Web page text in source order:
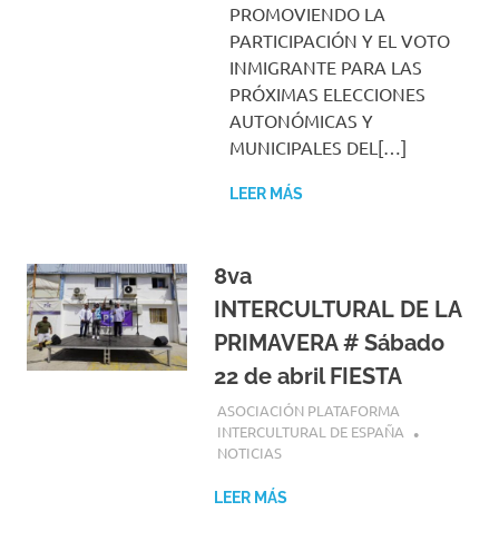
PROMOVIENDO LA
PARTICIPACIÓN Y EL VOTO
INMIGRANTE PARA LAS
PRÓXIMAS ELECCIONES
AUTONÓMICAS Y
MUNICIPALES DEL[…]
LEER MÁS
8va
INTERCULTURAL DE LA
PRIMAVERA # Sábado
22 de abril FIESTA
26 ABRIL, 2023
ASOCIACIÓN PLATAFORMA
INTERCULTURAL DE ESPAÑA
NOTICIAS
LEER MÁS